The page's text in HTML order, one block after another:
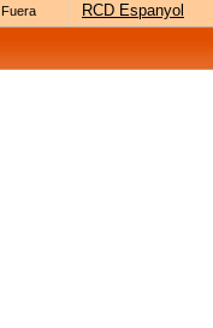
Fuera RCD Espanyol